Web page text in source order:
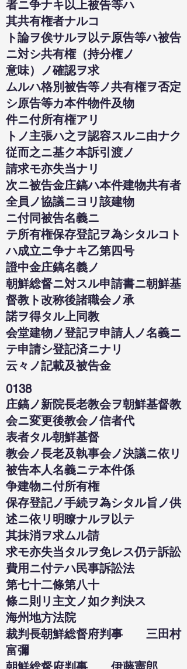
者ニ争ナキ以上被告等ハ
其共有権者ナルコ
ト論ヲ俟サルヲ以テ原告等ハ被告
ニ対シ共有権（持分権ノ
意味）ノ確認ヲ求
ムルハ格別被告等ノ共有権ヲ否定
シ原告等カ本件物件及物
件ニ付所有権アリ
トノ主張ハ之ヲ認容スルニ由ナク
従而之ニ基ク本訴引渡ノ
請求モ亦失当ナリ
次ニ被告金庄鎬ハ本件建物共有者
全員ノ協議ニヨリ該建物
ニ付同被告名義ニ
テ所有権保存登記ヲ為シタルコト
ハ成立ニ争ナキ乙第四号
證中金庄鎬名義ノ
朝鮮総督ニ対スル申請書ニ朝鮮基
督教ト改称後諸職会ノ承
諾ヲ得タル上同教
会堂建物ノ登記ヲ申請人ノ名義ニ
テ申請シ登記済ニナリ
云々ノ記載及被告金
0138
庄鎬ノ新院長老教会ヲ朝鮮基督教
会ニ変更後教会ノ信者代
表者タル朝鮮基督
教会ノ長老及執事会ノ決議ニ依リ
被告本人名義ニテ本件係
争建物ニ付所有権
保存登記ノ手続ヲ為シタル旨ノ供
述ニ依リ明瞭ナルヲ以テ
其抹消ヲ求ムル請
求モ亦失当タルヲ免レス仍テ訴訟
費用ニ付テハ民事訴訟法
第七十二條第八十
條ニ則リ主文ノ如ク判決ス
海州地方法院
裁判長朝鮮総督府判事 三田村
富彌